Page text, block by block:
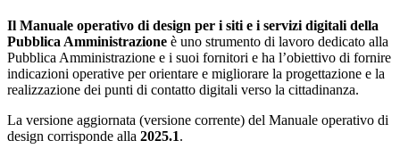
Il Manuale operativo di design per i siti e i servizi digitali della
Pubblica Amministrazione è uno strumento di lavoro dedicato alla
Pubblica Amministrazione e i suoi fornitori e ha l’obiettivo di fornire
indicazioni operative per orientare e migliorare la progettazione e la
realizzazione dei punti di contatto digitali verso la cittadinanza.
La versione aggiornata (versione corrente) del Manuale operativo di
design corrisponde alla 2025.1.